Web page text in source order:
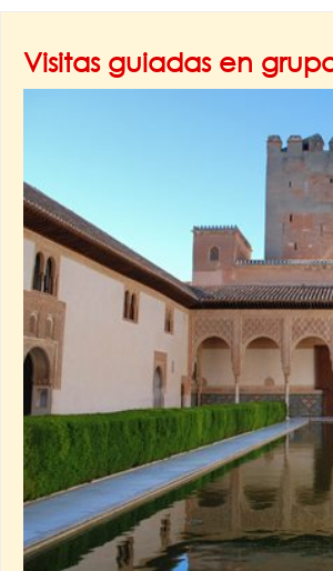
Visitas guiadas en